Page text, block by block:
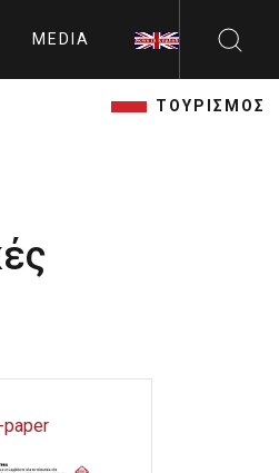
MEDIA
ΤΟΥΡΙΣΜΟΣ